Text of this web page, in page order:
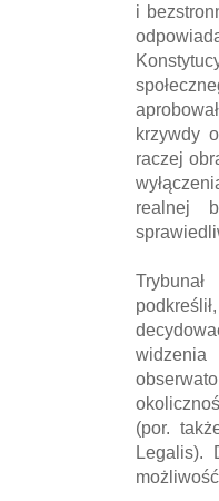
i
krzywdy
raczej
realnej
(por.
Legalis).